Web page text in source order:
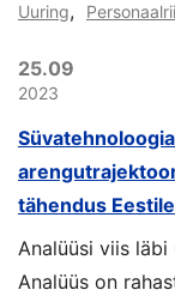
Uuring,
25.09
2023
tähendus Eestile
Analüüsi viis
Analüüs on